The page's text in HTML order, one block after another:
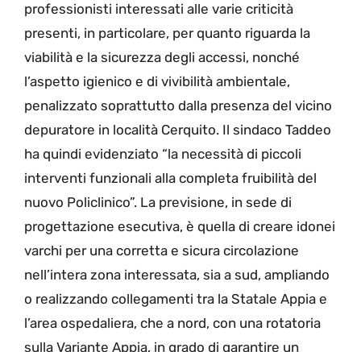
professionisti interessati alle varie criticità
presenti, in particolare, per quanto riguarda la
viabilità e la sicurezza degli accessi, nonché
l’aspetto igienico e di vivibilità ambientale,
penalizzato soprattutto dalla presenza del vicino
depuratore in località Cerquito. Il sindaco Taddeo
ha quindi evidenziato “la necessità di piccoli
interventi funzionali alla completa fruibilità del
nuovo Policlinico”. La previsione, in sede di
progettazione esecutiva, è quella di creare idonei
varchi per una corretta e sicura circolazione
nell’intera zona interessata, sia a sud, ampliando
o realizzando collegamenti tra la Statale Appia e
l’area ospedaliera, che a nord, con una rotatoria
sulla Variante Appia, in grado di garantire un